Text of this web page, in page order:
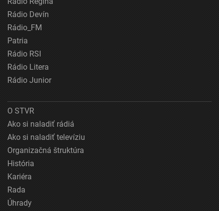
Rádio Devín
Rádio_FM
Patria
Rádio RSI
Rádio Litera
Rádio Junior
O STVR
Ako si naladiť rádiá
Ako si naladiť televíziu
Organizačná štruktúra
História
Kariéra
Rada
Úhrady